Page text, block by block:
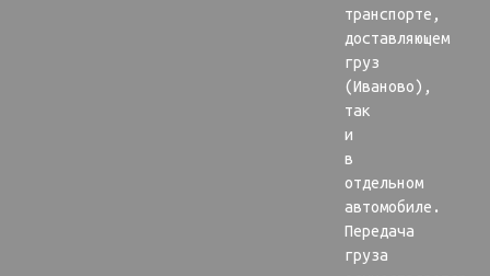
транспорте,
доставляющем
груз
(Иваново),
так
и
в
отдельном
автомобиле.
Передача
груза